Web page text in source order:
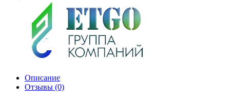
Описание
Отзывы (0)